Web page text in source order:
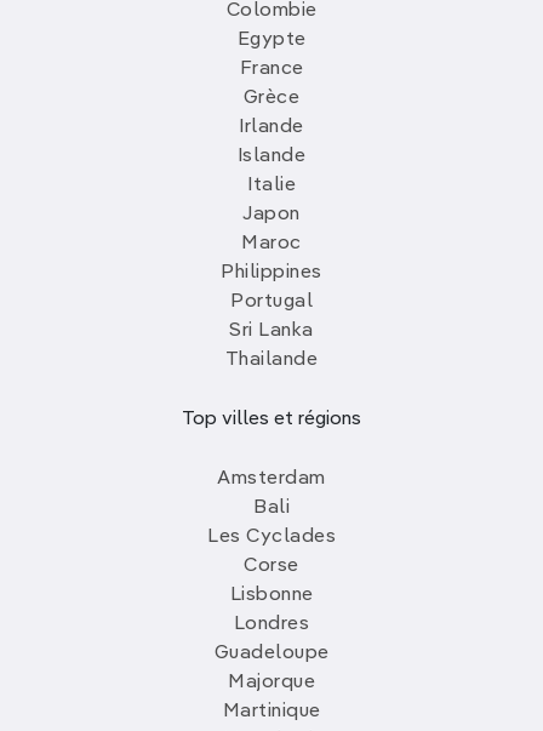
Colombie
Egypte
France
Grèce
Irlande
Islande
Italie
Japon
Maroc
Philippines
Portugal
Sri Lanka
Thailande
Top villes et régions
Amsterdam
Bali
Les Cyclades
Corse
Lisbonne
Londres
Guadeloupe
Majorque
Martinique